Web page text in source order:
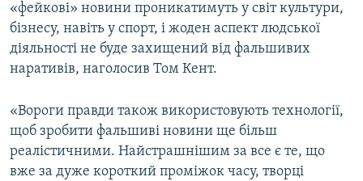
«фейкові» новини проникатимуть у світ культури,
бізнесу, навіть у спорт, і жоден аспект людської
діяльності не буде захищений від фальшивих
наративів, наголосив Том Кент.
«Вороги правди також використовують технології,
щоб зробити фальшиві новини ще більш
реалістичними. Найстрашнішим за все є те, що
вже за дуже короткий проміжок часу, творці